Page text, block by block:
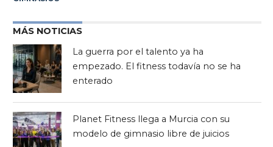
MÁS NOTICIAS
La guerra por el talento ya ha
empezado. El fitness todavía no se ha
enterado
Planet Fitness llega a Murcia con su
modelo de gimnasio libre de juicios